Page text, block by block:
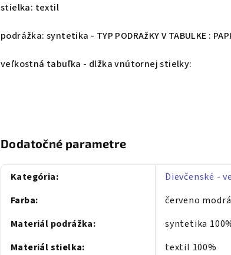
stielka: textil
podrážka: syntetika - TYP PODRAžKY V TABULKE : PAPI
veľkostná tabuľka - dlžka vnútornej stielky:
Dodatočné parametre
Kategória:
Dievčenské -
Farba:
červeno modrá
Materiál podrážka:
syntetika
Materiál stielka:
textil 100%